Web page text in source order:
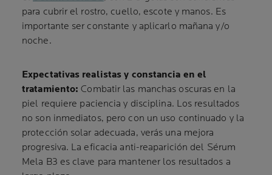
para cubrir el rostro, cuello, escote y manos. Es
importante ser constante y aplicarlo mañana y/o
noche.
Expectativas realistas y constancia en el
tratamiento: Combatir las manchas oscuras en la
piel requiere paciencia y disciplina. Los resultados
no son inmediatos, pero con un uso continuado y la
protección solar adecuada, verás una mejora
progresiva. La eficacia anti-reaparición del Sérum
Mela B3 es clave para mantener los resultados a